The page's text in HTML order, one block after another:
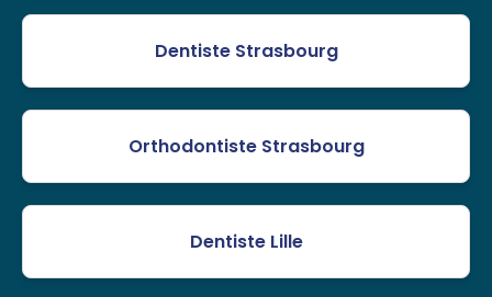
Dentiste Strasbourg
Orthodontiste Strasbourg
Dentiste Lille